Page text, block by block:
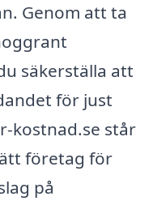
Genom att ta
säkerställa att
för just
kostnad.se står
företag för
på